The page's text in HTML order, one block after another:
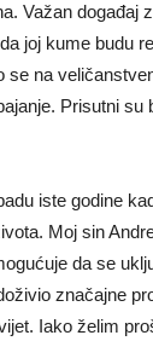
Važan
joj kume budu
na
Prisutni
iste godine
Moj sin
da se
značajne
Iako želim